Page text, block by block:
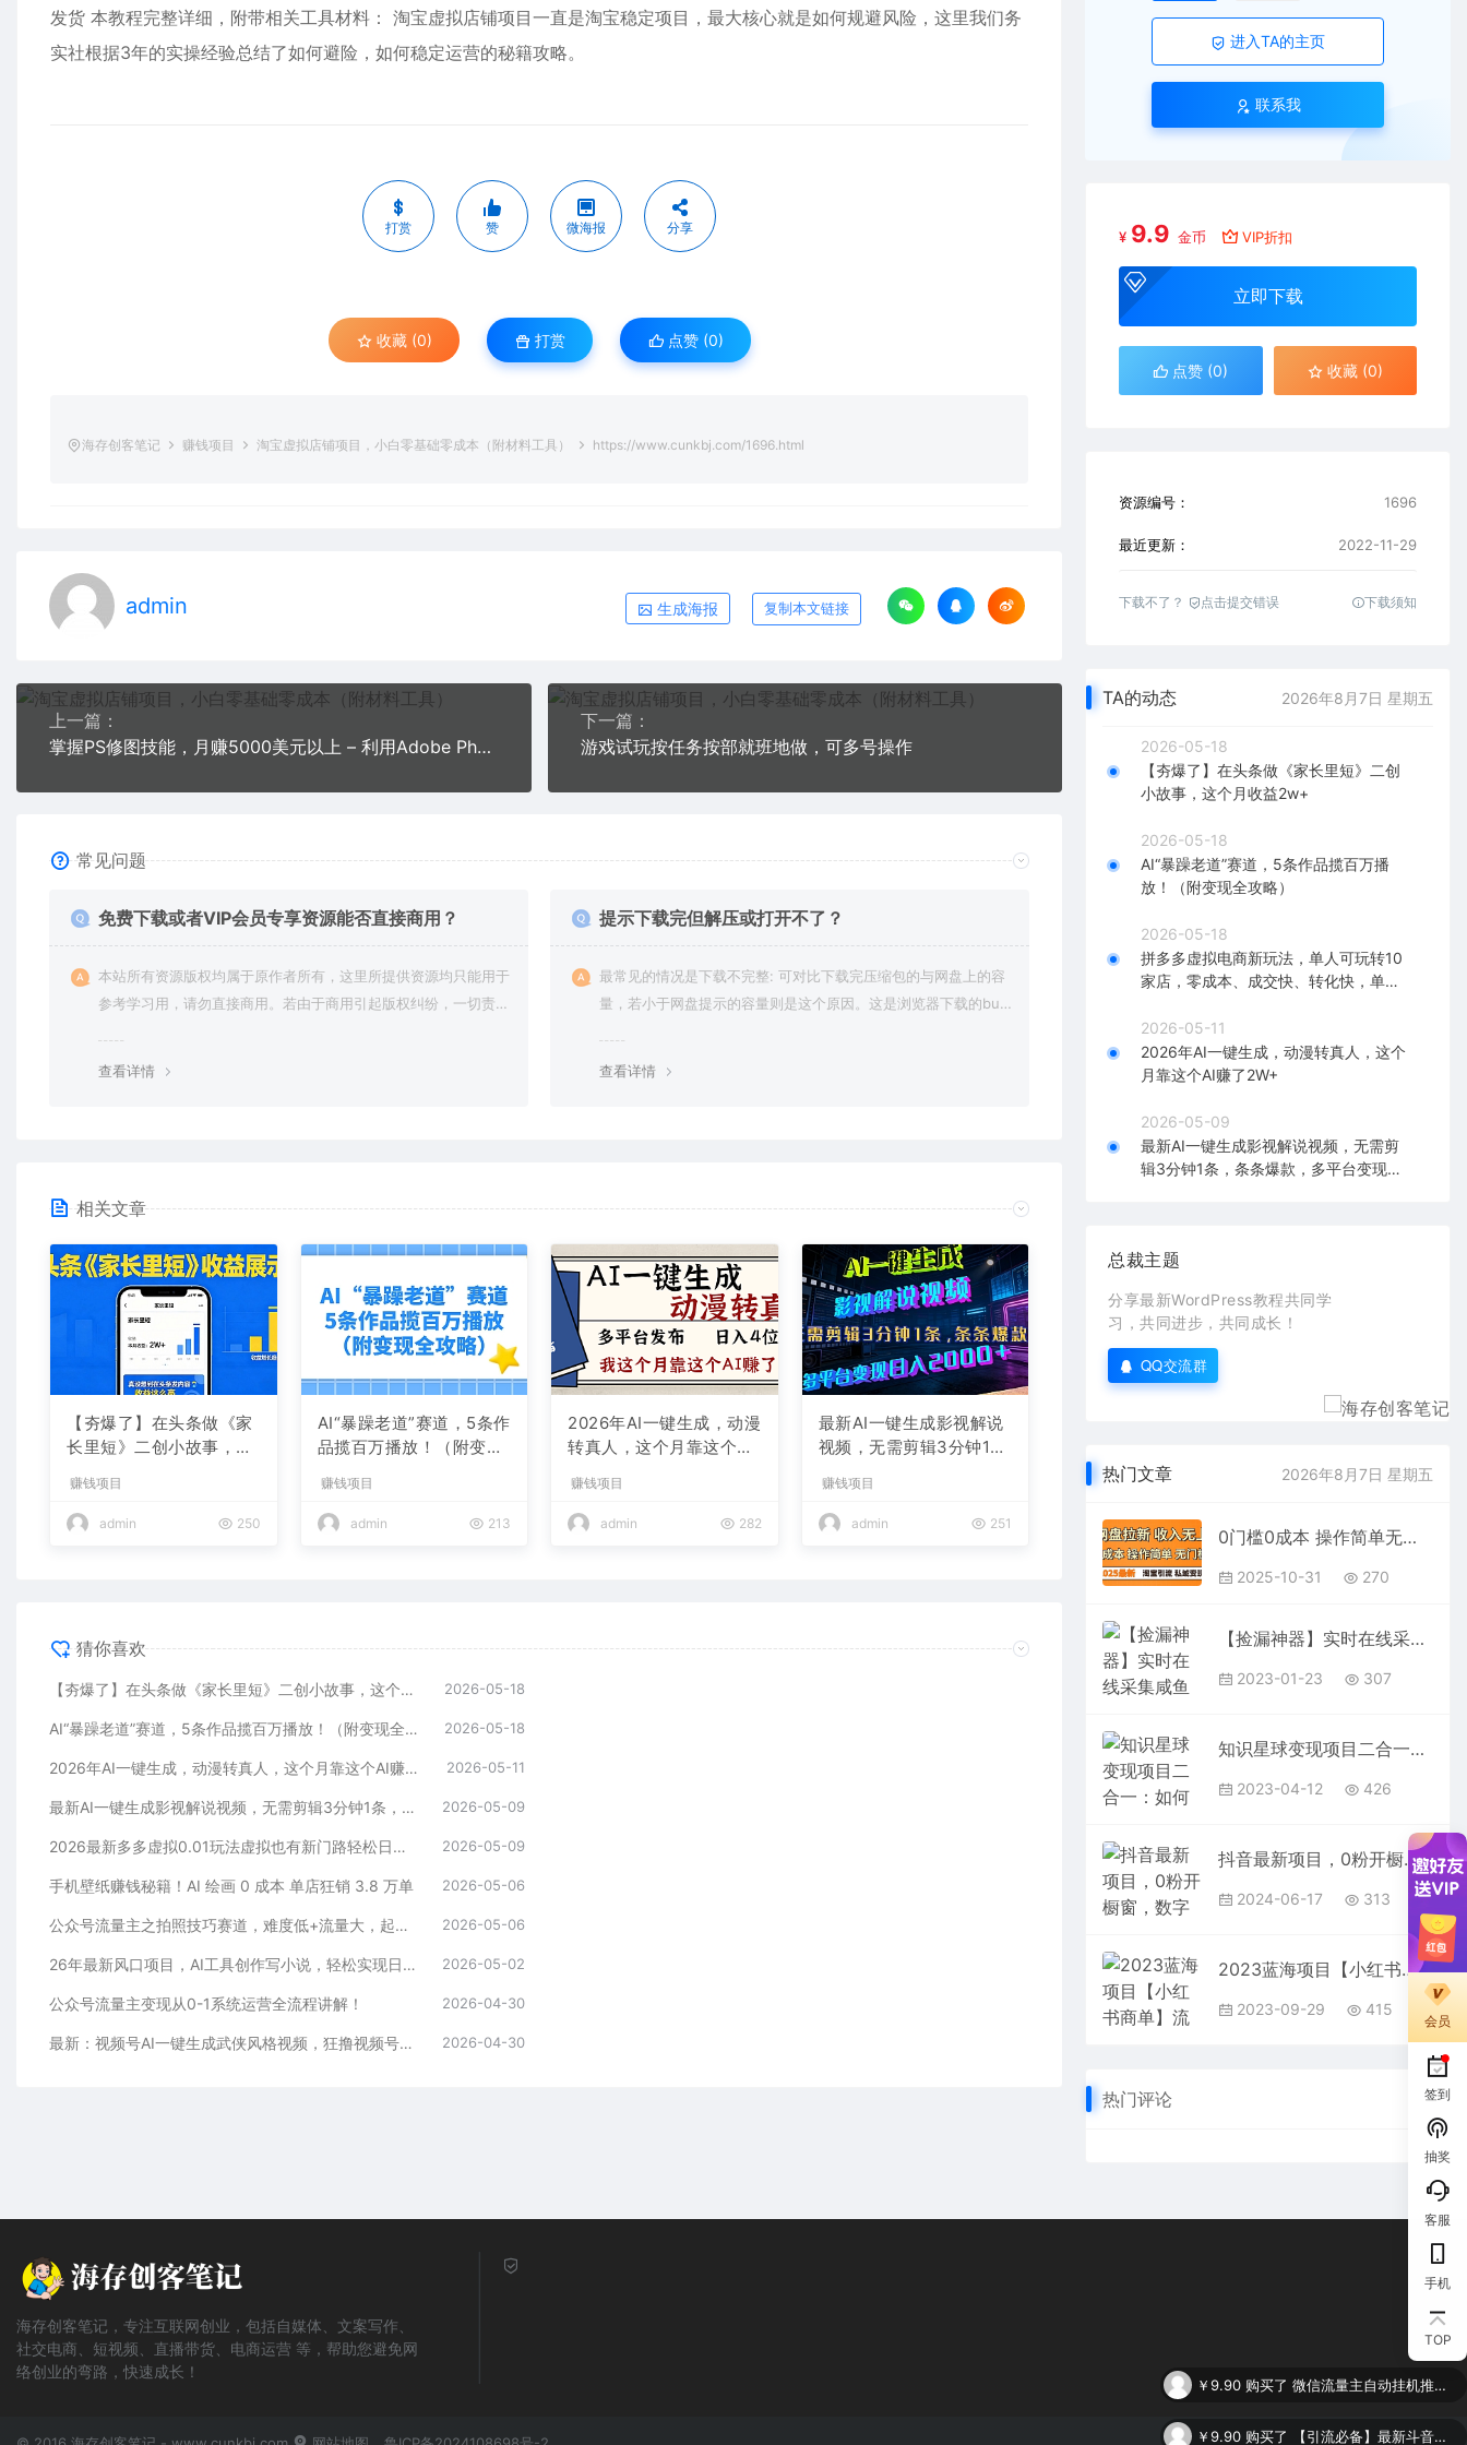
发货 本教程完整详细，附带相关工具材料： 淘宝虚拟店铺项目一直是淘宝稳定项目，最大核心就是如何规避风险，这里我们务
实社根据3年的实操经验总结了如何避险，如何稳定运营的秘籍攻略。
打赏 赞 微海报 分享
收藏 (0) 打赏 点赞 (0)
海存创客笔记 赚钱项目 淘宝虚拟店铺项目，小白零基础零成本（附材料工具） https://www.cunkbj.com/1696.html
admin 生成海报 复制本文链接
上一篇：
掌握PS修图技能，月赚5000美元以上 – 利用Adobe Photoshop赚钱的3种途径
下一篇：
游戏试玩按任务按部就班地做，可多号操作
常见问题
免费下载或者VIP会员专享资源能否直接商用？
本站所有资源版权均属于原作者所有，这里所提供资源均只能用于
参考学习用，请勿直接商用。若由于商用引起版权纠纷，一切责任
查看详情
提示下载完但解压或打开不了？
最常见的情况是下载不完整: 可对比下载完压缩包的与网盘上的容
量，若小于网盘提示的容量则是这个原因。这是浏览器下载的bu
查看详情
相关文章
【夯爆了】在头条做《家
长里短》二创小故事，这
赚钱项目
admin 250
AI“暴躁老道”赛道，5条作
品揽百万播放！（附变现
赚钱项目
admin 213
2026年AI一键生成，动漫
转真人，这个月靠这个AI
赚钱项目
admin 282
最新AI一键生成影视解说
视频，无需剪辑3分钟1
现日入2000+
赚钱项目
admin 251
猜你喜欢
【夯爆了】在头条做《家长里短》二创小故事，这个月收益2w+ 2026-05-18
AI“暴躁老道”赛道，5条作品揽百万播放！（附变现全攻略） 2026-05-18
2026年AI一键生成，动漫转真人，这个月靠这个AI赚了2W+ 2026-05-11
最新AI一键生成影视解说视频，无需剪辑3分钟1条，条条爆款，多平台变现日入2000+ 2026-05-09
2026最新多多虚拟0.01玩法虚拟也有新门路轻松日入2500! 2026-05-09
手机壁纸赚钱秘籍！AI 绘画 0 成本 单店狂销 3.8 万单 2026-05-06
公众号流量主之拍照技巧赛道，难度低+流量大，起号第一篇就爆了10w阅读！ 2026-05-06
26年最新风口项目，AI工具创作写小说，轻松实现日入1000+ 2026-05-02
公众号流量主变现从0-1系统运营全流程讲解！ 2026-04-30
最新：视频号AI一键生成武侠风格视频，狂撸视频号分成收益，学完轻松日入1000+ 2026-04-30
进入TA的主页
联系我
¥ 9.9 金币 VIP折扣
立即下载
点赞 (0) 收藏 (0)
资源编号： 1696
最近更新： 2022-11-29
下载不了？ 点击提交错误 下载须知
TA的动态 2026年8月7日 星期五
2026-05-18
【夯爆了】在头条做《家长里短》二创
小故事，这个月收益2w+
2026-05-18
AI“暴躁老道”赛道，5条作品揽百万播
放！（附变现全攻略）
2026-05-18
拼多多虚拟电商新玩法，单人可玩转10
家店，零成本、成交快、转化快，单店
2026-05-11
2026年AI一键生成，动漫转真人，这个
月靠这个AI赚了2W+
2026-05-09
最新AI一键生成影视解说视频，无需剪
辑3分钟1条，条条爆款，多平台变现日
总裁主题
分享最新WordPress教程共同学
习，共同进步，共同成长！
QQ交流群
热门文章 2026年8月7日 星期五
0门槛0成本 操作简单无门槛！2025最新网盘拉新玩法,小白福利重磅来袭
2025-10-31 270
【捡漏神器】实时在线采集咸鱼最新发布的商品 咸鱼助手捡漏软件(软件+教程)
2023-01-23 307
知识星球变现项目二合一：如何长期赚钱+暴力引流躺赚，一个被忽视的领域
2023-04-12 426
抖音最新项目，0粉开橱窗，数字人图文带货，流量爆炸，简单操作，日入1000
2024-06-17 313
2023蓝海项目【小红书商单】流量+现金扶持，快速千粉，长期稳定，最强蓝海
2023-09-29 415
热门评论
会员
签到
抽奖
客服
手机
TOP
海存创客笔记，专注互联网创业，包括自媒体、文案写作、
社交电商、短视频、直播带货、电商运营 等，帮助您避免网
络创业的弯路，快速成长！
微信流量主自动挂机推广，轻松日入900+，简单易上手，做就有收益。
￥9.90 购买了 【引流必备】最新斗音全功能全自动引流脚本，解放双手自动引流精准粉